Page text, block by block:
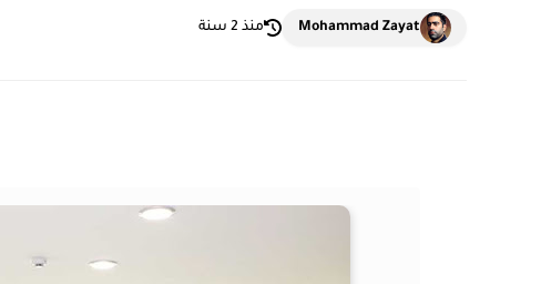
Mohammad Zayat منذ 2 سنة